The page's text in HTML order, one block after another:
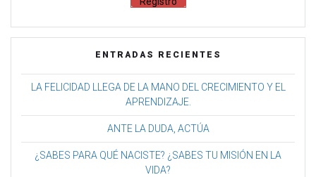
ENTRADAS RECIENTES
LA FELICIDAD LLEGA DE LA MANO DEL CRECIMIENTO Y EL
APRENDIZAJE.
ANTE LA DUDA, ACTÚA
¿SABES PARA QUÉ NACISTE? ¿SABES TU MISIÓN EN LA
VIDA?